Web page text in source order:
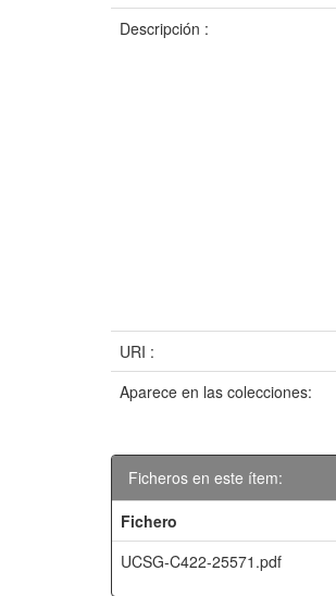
Descripción :
URI :
Aparece en las colecciones:
Ficheros en este ítem:
Fichero
UCSG-C422-25571.pdf